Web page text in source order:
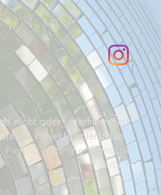
nicht oder unterfinanziert.
Projekte unterstützen.
PayPal:juleimnet@gmx.de
Merci ✨